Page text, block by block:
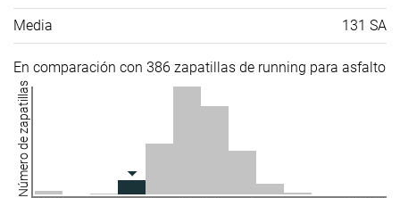
Media 131 SA
En comparación con 386 zapatillas de running para asfalto
Número de zapatillas